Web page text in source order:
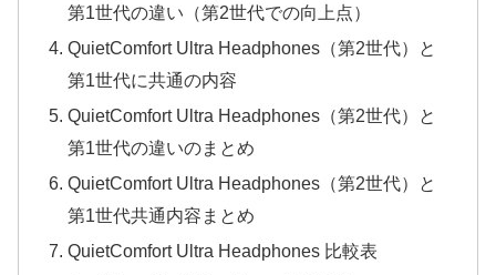
第1世代の違い（第2世代での向上点）
QuietComfort Ultra Headphones（第2世代）と
第1世代に共通の内容
QuietComfort Ultra Headphones（第2世代）と
第1世代の違いのまとめ
QuietComfort Ultra Headphones（第2世代）と
第1世代共通内容まとめ
QuietComfort Ultra Headphones 比較表